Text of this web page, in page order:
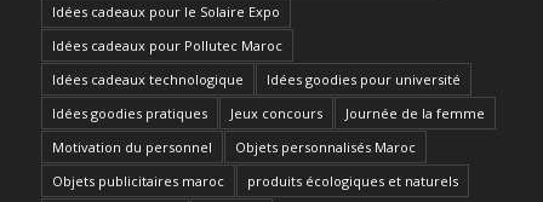
Idées cadeaux pour le Solaire Expo
Idées cadeaux pour Pollutec Maroc
Idées cadeaux technologique
Idées goodies pour université
Idées goodies pratiques
Jeux concours
Journée de la femme
Motivation du personnel
Objets personnalisés Maroc
Objets publicitaires maroc
produits écologiques et naturels